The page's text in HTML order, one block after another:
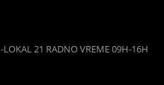
LOKAL 21 RADNO VREME 09H-16H